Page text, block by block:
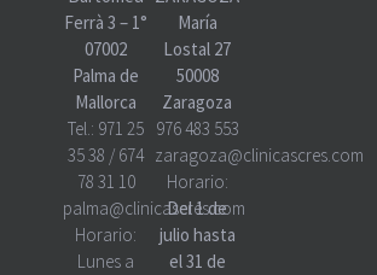
Ferrà 3 – 1°
07002
Palma de
Mallorca
Tel.: 971 25
35 38 / 674
78 31 10
palma@clinicascres.com
Horario:
Lunes a
María
Lostal 27
50008
Zaragoza
976 483 553
zaragoza@clinicascres.com
Horario:
Del 1 de
julio hasta
el 31 de